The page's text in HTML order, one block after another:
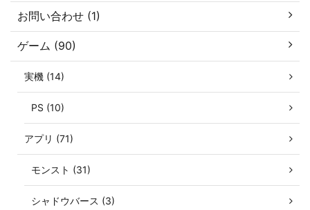
お問い合わせ (1)
ゲーム (90)
実機 (14)
PS (10)
アプリ (71)
モンスト (31)
シャドウバース (3)